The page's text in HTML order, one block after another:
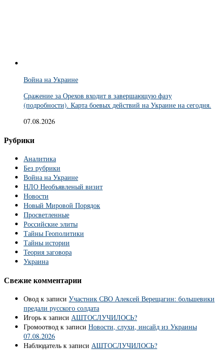
Война на Украине
Сражение за Орехов входит в завершающую фазу
(подробности). Карта боевых действий на Украине на сегодня.
07.08.2026
Рубрики
Аналитика
Без рубрики
Война на Украине
НЛО Необъявленый визит
Новости
Новый Мировой Порядок
Просветленные
Российские элиты
Тайны Геополитики
Тайны истории
Теория заговора
Украина
Свежие комментарии
Овод к записи Участник СВО Алексей Верещагин: большевики
предали русского солдата
Игорь к записи АШТОСЛУЧИЛОСЬ?
Громоотвод к записи Новости, слухи, инсайд из Украины
07.08.2026
Наблюдатель к записи АШТОСЛУЧИЛОСЬ?